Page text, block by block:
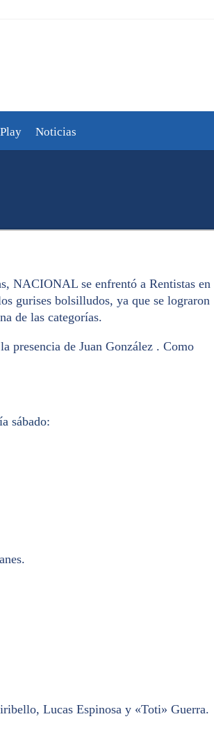
Noticias
NACIONAL se enfrentó a Rentistas en
gurises bolsilludos, ya que se lograron
de las categorías.
presencia de Juan González . Como
sábado:
Lucas Espinosa y «Toti» Guerra.